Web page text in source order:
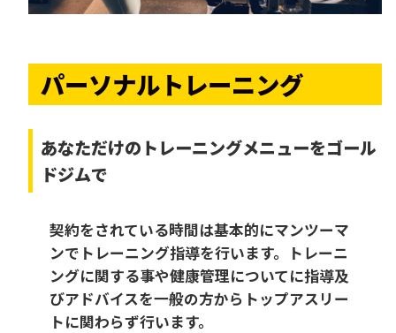
パーソナルトレーニング
あなただけの トレーニングメニューをゴール
ドジムで
契約をされている時間は基本的にマンツーマ
ンでトレーニング指導を行います。トレーニ
ングに関する事や健康管理についてに指導及
びアドバイスを一般の方からトップアスリー
トに関わらず行います。